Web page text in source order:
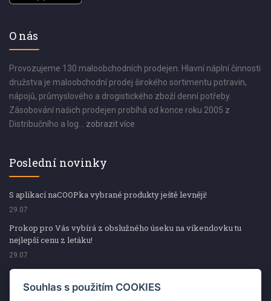
O nás
Provozujeme 130 maloobchodních prodejen. Hlavní náplní činnosti
družstva je maloobchodní prodej širokého sortimentu potravin,
nápojů, průmyslového a drogistického zboží denní potřeby.
Zásobování našich prodejen probíhá od konce roku 2005 z
Distribučního a log... zobrazit více
Poslední novinky
S aplikací naCOOPka vybrané produkty ještě levněji!
29.07
Prokop pro Vás vybírá z obslužného úseku na víkendovku tu
nejlepší cenu z letáku!
29.07
Prokop pro Vás vybírá z obslužného úseku na víkendovku tu
nejlepší cenu z letáku!
Souhlas s použitím COOKIES